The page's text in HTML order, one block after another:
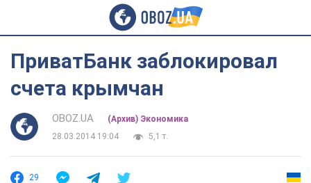
ПриватБанк заблокировал
счета крымчан
OBOZ.UA
(Архив) Экономика
28.03.2014 19:04
5,1 т.
29